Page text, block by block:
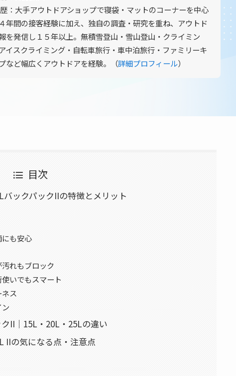
：大手アウトドアショップで寝袋・マットのコーナーを中心
年間の接客経験に加え、独自の調査・研究を重ね、アウトド
を発信し１５年以上。無積雪登山・雪山登山・クライミン
イスクライミング・自転車旅行・車中泊旅行・ファミリーキ
など幅広くアウトドアを経験。（詳細プロフィール）
目次
ックパックIIの特徴とメリット
も安心
れもブロック
いでもスマート
ス
II｜15L・20L・25Lの違い
IIの気になる点・注意点